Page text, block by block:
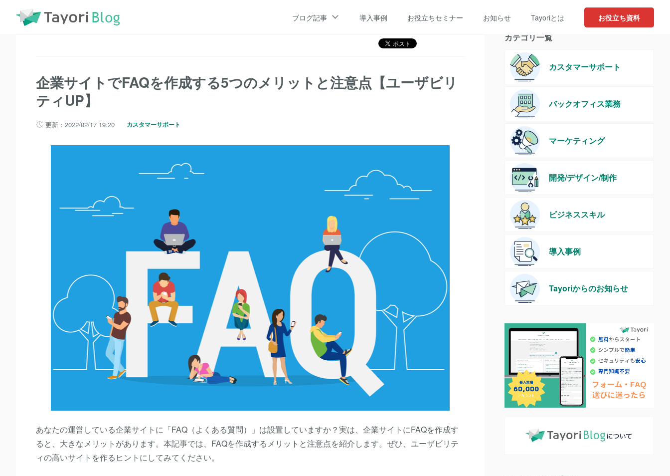
ブログ記事 導入事例 お役立ちセミナー お知らせ Tayoriとは お役立ち資料
TayoriBlog 記事一覧 企業サイトでFAQを作成する5つのメリットと注意点【ユーザビリティUP】
企業サイトでFAQを作成する5つのメリットと注意点【ユーザビリ
ティUP】
更新：2022/02/17 19:20 カスタマーサポート
あなたの運営している企業サイトに「FAQ（よくある質問）」は設置していますか？実は、企業サイトにFAQを作成す
ると、大きなメリットがあります。本記事では、FAQを作成するメリットと注意点を紹介します。ぜひ、ユーザビリテ
ィの高いサイトを作るヒントにしてみてください。
カテゴリ一覧
カスタマーサポート
バックオフィス業務
マーケティング
開発/デザイン/制作
ビジネススキル
導入事例
Tayoriからのお知らせ